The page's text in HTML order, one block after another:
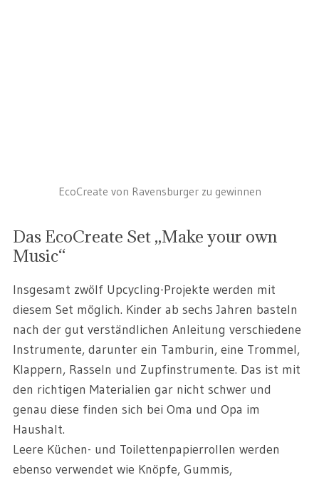
EcoCreate von Ravensburger zu gewinnen
Das EcoCreate Set „Make your own
Music“
Insgesamt zwölf Upcycling-Projekte werden mit
diesem Set möglich. Kinder ab sechs Jahren basteln
nach der gut verständlichen Anleitung verschiedene
Instrumente, darunter ein Tamburin, eine Trommel,
Klappern, Rasseln und Zupfinstrumente. Das ist mit
den richtigen Materialien gar nicht schwer und
genau diese finden sich bei Oma und Opa im
Haushalt.
Leere Küchen- und Toilettenpapierrollen werden
ebenso verwendet wie Knöpfe, Gummis,